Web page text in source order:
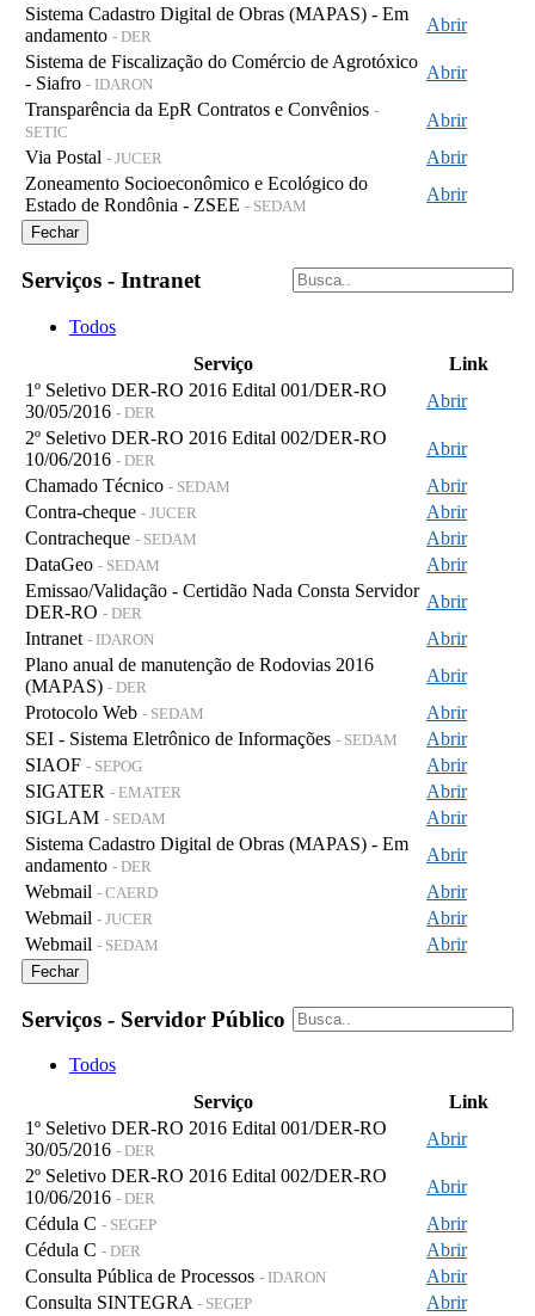
Sistema Cadastro Digital de Obras (MAPAS) - Em
andamento - DER
Abrir
Sistema de Fiscalização do Comércio de Agrotóxico
- Siafro - IDARON
Abrir
Transparência da EpR Contratos e Convênios -
SETIC
Abrir
Via Postal - JUCER
Abrir
Zoneamento Socioeconômico e Ecológico do
Estado de Rondônia - ZSEE - SEDAM
Abrir
Fechar
Serviços - Intranet
Todos
Serviço
Link
1º Seletivo DER-RO 2016 Edital 001/DER-RO
30/05/2016 - DER
Abrir
2º Seletivo DER-RO 2016 Edital 002/DER-RO
10/06/2016 - DER
Abrir
Chamado Técnico - SEDAM
Abrir
Contra-cheque - JUCER
Abrir
Contracheque - SEDAM
Abrir
DataGeo - SEDAM
Abrir
Emissao/Validação - Certidão Nada Consta Servidor
DER-RO - DER
Abrir
Intranet - IDARON
Abrir
Plano anual de manutenção de Rodovias 2016
(MAPAS) - DER
Abrir
Protocolo Web - SEDAM
Abrir
SEI - Sistema Eletrônico de Informações - SEDAM
Abrir
SIAOF - SEPOG
Abrir
SIGATER - EMATER
Abrir
SIGLAM - SEDAM
Abrir
Sistema Cadastro Digital de Obras (MAPAS) - Em
andamento - DER
Abrir
Webmail - CAERD
Abrir
Webmail - JUCER
Abrir
Webmail - SEDAM Abrir
Fechar
Serviços - Servidor Público
Todos
Serviço
Link
1º Seletivo DER-RO 2016 Edital 001/DER-RO
30/05/2016 - DER
Abrir
2º Seletivo DER-RO 2016 Edital 002/DER-RO
10/06/2016 - DER
Abrir
Cédula C - SEGEP
Abrir
Cédula C - DER
Abrir
Consulta Pública de Processos - IDARON
Abrir
Consulta SINTEGRA - SEGEP
Abrir